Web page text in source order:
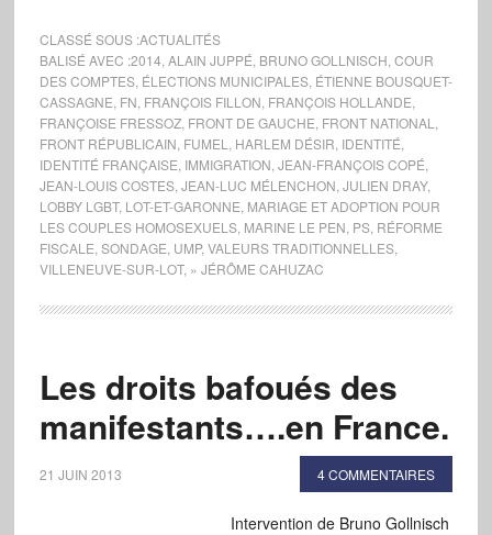
CLASSÉ SOUS :ACTUALITÉS
BALISÉ AVEC :2014 ALAIN JUPPÉ BRUNO GOLLNISCH COUR
DES COMPTES, ÉLECTIONS MUNICIPALES, ÉTIENNE BOUSQUET-
CASSAGNE FN FRANÇOIS FILLON FRANÇOIS HOLLANDE
FRANÇOISE FRESSOZ, FRONT DE GAUCHE FRONT NATIONAL
FRONT RÉPUBLICAIN FUMEL HARLEM DÉSIR IDENTITÉ
IDENTITÉ FRANÇAISE IMMIGRATION JEAN-FRANÇOIS COPÉ
JEAN-LOUIS COSTES, JEAN-LUC MÉLENCHON JULIEN DRAY,
LOBBY LGBT, LOT-ET-GARONNE MARIAGE ET ADOPTION POUR
LES COUPLES HOMOSEXUELS, MARINE LE PEN PS, RÉFORME
FISCALE SONDAGE UMP, VALEURS TRADITIONNELLES,
VILLENEUVE-SUR-LOT, » JÉRÔME CAHUZAC
Les droits bafoués des
manifestants….en France.
21 JUIN 2013 4 COMMENTAIRES
Intervention de Bruno Gollnisch